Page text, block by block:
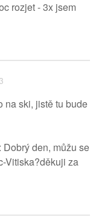
rozjet - 3x jsem
na ski, jistě tu bude
den, můžu se
Vitiska?děkuji za